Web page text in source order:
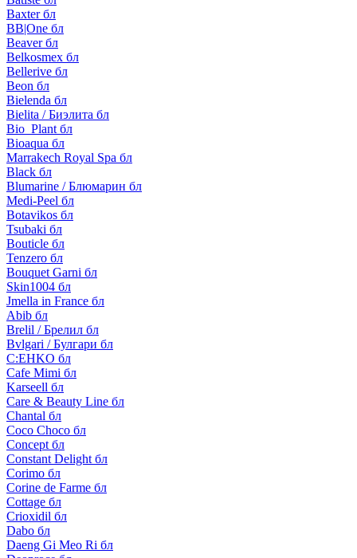
Baxter бл
BB|One бл
Beaver бл
Belkosmex бл
Bellerive бл
Beon бл
Bielenda бл
Bielita / Биэлита бл
Bio_Plant бл
Bioaqua бл
Marrakech Royal Spa бл
Black бл
Blumarine / Блюмарин бл
Medi-Peel бл
Botavikos бл
Tsubaki бл
Bouticle бл
Tenzero бл
Bouquet Garni бл
Skin1004 бл
Jmella in France бл
Abib бл
Brelil / Брелил бл
Bvlgari / Булгари бл
C:EHKO бл
Cafe Mimi бл
Karseell бл
Care & Beauty Line бл
Chantal бл
Coco Choco бл
Concept бл
Constant Delight бл
Corimo бл
Corine de Farme бл
Cottage бл
Crioxidil бл
Dabo бл
Daeng Gi Meo Ri бл